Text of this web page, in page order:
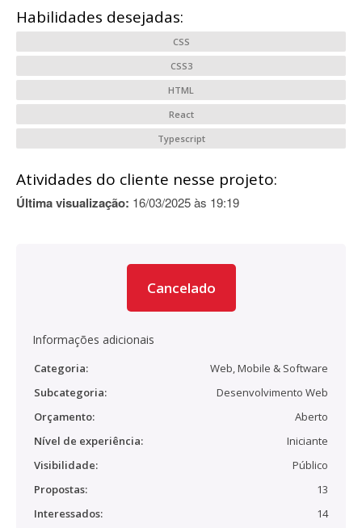
Habilidades desejadas:
CSS
CSS3
HTML
React
Typescript
Atividades do cliente nesse projeto:
Última visualização: 16/03/2025 às 19:19
Cancelado
Informações adicionais
Categoria:
Web, Mobile & Software
Subcategoria:
Desenvolvimento Web
Orçamento:
Aberto
Nível de experiência:
Iniciante
Visibilidade:
Público
Propostas:
13
Interessados:
14